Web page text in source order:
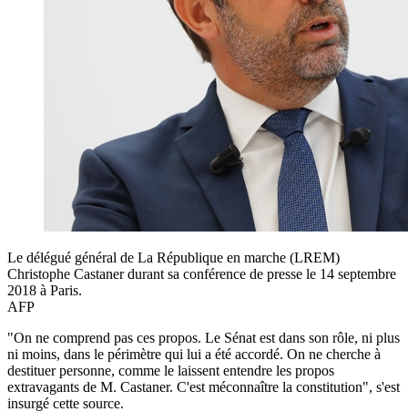
Le délégué général de La République en marche (LREM)
Christophe Castaner durant sa conférence de presse le 14 septembre
2018 à Paris.
AFP
"On ne comprend pas ces propos. Le Sénat est dans son rôle, ni plus
ni moins, dans le périmètre qui lui a été accordé. On ne cherche à
destituer personne, comme le laissent entendre les propos
extravagants de M. Castaner. C'est méconnaître la constitution", s'est
insurgé cette source.